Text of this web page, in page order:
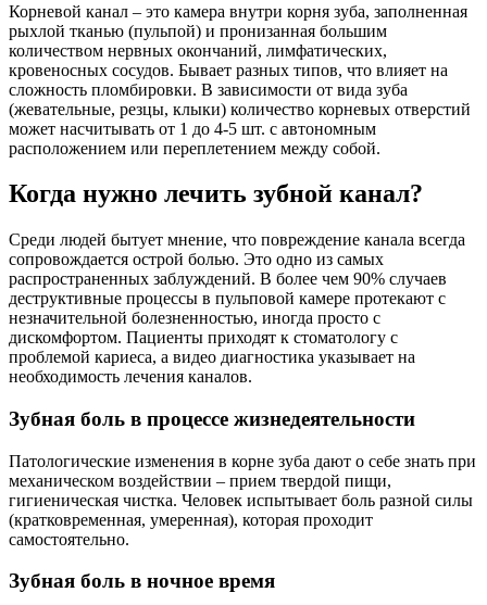
Корневой канал – это камера внутри корня зуба, заполненная
рыхлой тканью (пульпой) и пронизанная большим
количеством нервных окончаний, лимфатических,
кровеносных сосудов. Бывает разных типов, что влияет на
сложность пломбировки. В зависимости от вида зуба
(жевательные, резцы, клыки) количество корневых отверстий
может насчитывать от 1 до 4-5 шт. с автономным
расположением или переплетением между собой.
Когда нужно лечить зубной канал?
Среди людей бытует мнение, что повреждение канала всегда
сопровождается острой болью. Это одно из самых
распространенных заблуждений. В более чем 90% случаев
деструктивные процессы в пульповой камере протекают с
незначительной болезненностью, иногда просто с
дискомфортом. Пациенты приходят к стоматологу с
проблемой кариеса, а видео диагностика указывает на
необходимость лечения каналов.
Зубная боль в процессе жизнедеятельности
Патологические изменения в корне зуба дают о себе знать при
механическом воздействии – прием твердой пищи,
гигиеническая чистка. Человек испытывает боль разной силы
(кратковременная, умеренная), которая проходит
самостоятельно.
Зубная боль в ночное время